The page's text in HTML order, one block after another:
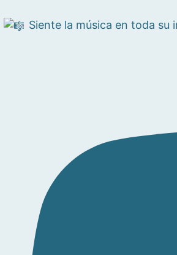
Siente la música en toda su